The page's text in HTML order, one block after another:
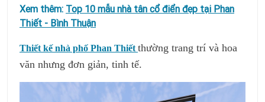
Xem thêm: Top 10 mẫu nhà tân cổ điển đẹp tại Phan
Thiết - Bình Thuận
Thiết kế nhà phố Phan Thiết thường trang trí và hoa
văn nhưng đơn giản, tinh tế.